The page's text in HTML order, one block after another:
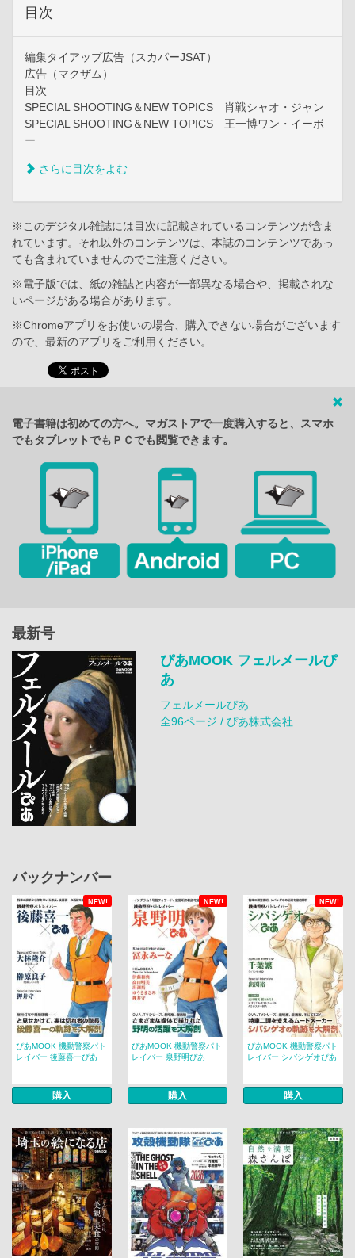
目次
編集タイアップ広告（スカパーJSAT）
広告（マクザム）
目次
SPECIAL SHOOTING＆NEW TOPICS 肖戦シャオ・ジャン
SPECIAL SHOOTING＆NEW TOPICS 王一博ワン・イーボ
ー
さらに目次をよむ
※このデジタル雑誌には目次に記載されているコンテンツが含ま
れています。それ以外のコンテンツは、本誌のコンテンツであっ
ても含まれていませんのでご注意ください。
※電子版では、紙の雑誌と内容が一部異なる場合や、掲載されな
いページがある場合があります。
※Chromeアプリをお使いの場合、購入できない場合がございます
ので、最新のアプリをご利用ください。
電子書籍は初めての方へ。マガストアで一度購入すると、スマホ
でもタブレットでもＰＣでも閲覧できます。
最新号
ぴあMOOK フェルメールぴ
あ
フェルメールぴあ
全96ページ / ぴあ株式会社
バックナンバー
NEW! NEW! NEW!
ぴあMOOK 機動警察パト
レイバー 後藤喜一ぴあ
購入
ぴあMOOK 機動警察パト
レイバー 泉野明ぴあ
購入
ぴあMOOK 機動警察パト
レイバー シバシゲオぴあ
購入